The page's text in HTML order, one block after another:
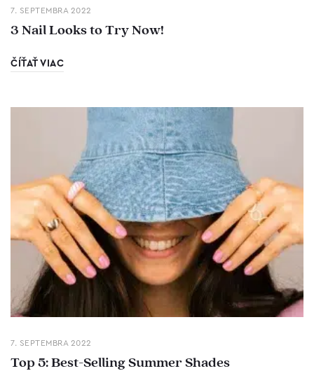
7. SEPTEMBRA 2022
3 Nail Looks to Try Now!
ČÍŤAŤ VIAC
7. SEPTEMBRA 2022
Top 5: Best-Selling Summer Shades